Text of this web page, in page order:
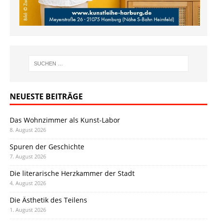
NEUESTE BEITRÄGE
Das Wohnzimmer als Kunst-Labor
8. August 2026
Spuren der Geschichte
7. August 2026
Die literarische Herzkammer der Stadt
4. August 2026
Die Ästhetik des Teilens
1. August 2026